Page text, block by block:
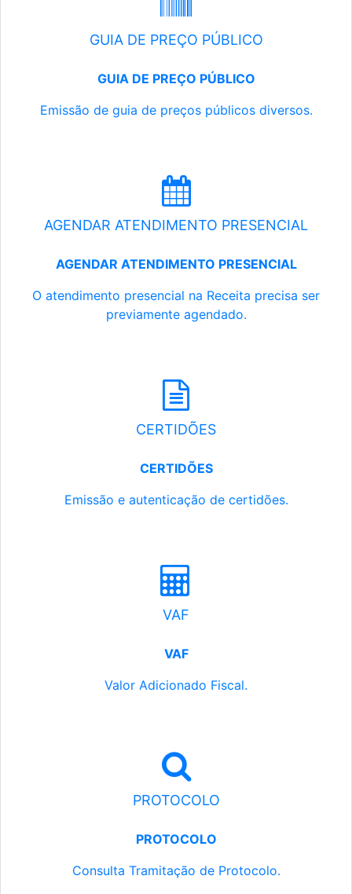
GUIA DE PREÇO PÚBLICO
GUIA DE PREÇO PÚBLICO
Emissão de guia de preços públicos diversos.
AGENDAR ATENDIMENTO PRESENCIAL
AGENDAR ATENDIMENTO PRESENCIAL
O atendimento presencial na Receita precisa ser
previamente agendado.
CERTIDÕES
CERTIDÕES
Emissão e autenticação de certidões.
VAF
VAF
Valor Adicionado Fiscal.
PROTOCOLO
PROTOCOLO
Consulta Tramitação de Protocolo.